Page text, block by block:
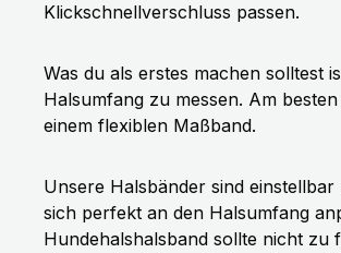
Klickschnellverschluss passen.
Was du als erstes machen solltest
Halsumfang zu messen. Am
einem flexiblen Maßband.
Unsere Halsbänder sind einstellbar
sich perfekt an den Halsumfang
Hundehalshalsband sollte nicht zu